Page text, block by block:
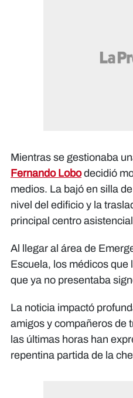
Mientras se gestionaba
Fernando Lobodecidió
medios. La bajó en silla
nivel del edificio y la
principal centro
Al llegar al área de
Escuela, los médicos que
que ya no presentaba
La noticia impactó
amigos y compañeros de
las últimas horas han
repentina partida de la